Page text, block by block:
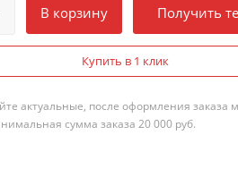
В корзину Получить
Купить в 1 клик
актуальные, после оформления заказа
сумма заказа 20 000 руб.